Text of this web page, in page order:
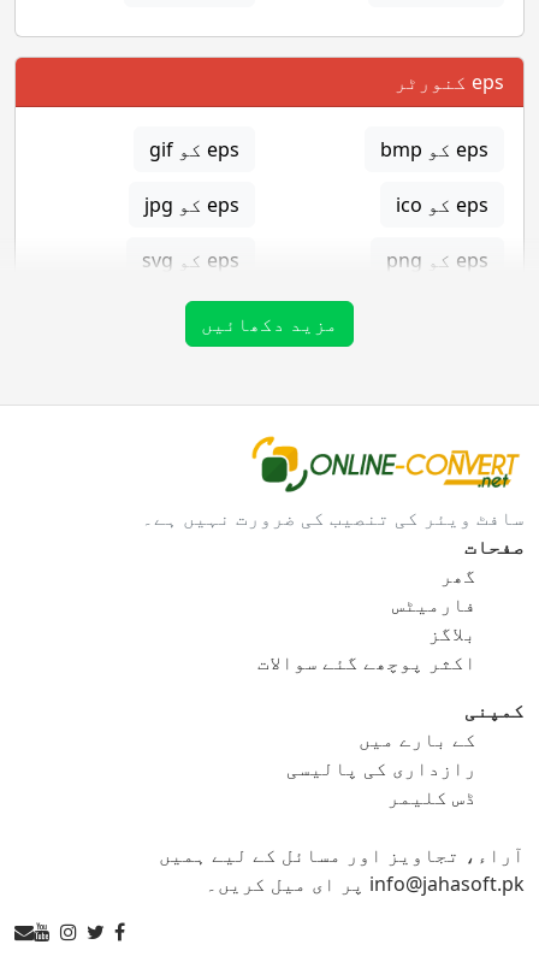
eps کنورٹر
eps کو bmp eps کو gif
eps کو ico eps کو jpg
eps کو png eps کو svg
gif کنورٹر
gif کو bmp
gif کو ico
gif کو png
gif کو tga
ico کو bmp
ico کو gif ico کو jpg
مزید دکھائیں
سافٹ ویئر کی تنصیب کی ضرورت نہیں ہے۔
صفحات
گھر
فارمیٹس
بلاگز
اکثر پوچھے گئے سوالات
کمپنی
کے بارے میں
رازداری کی پالیسی
ڈس کلیمر
آراء، تجاویز اور مسائل کے لیے ہمیں
info@jahasoft.pk پر ای میل کریں۔